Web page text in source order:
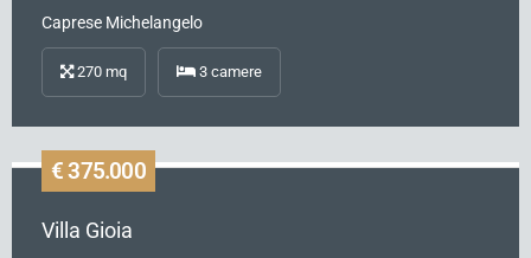
Caprese Michelangelo
270 mq 3 camere
Venduta
€ 375.000
Villa Gioia